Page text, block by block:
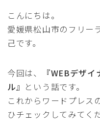
お客様の声
こんにちは。
愛媛県松山市のフリー
己です。
今回は、
『WEBデザ
ル』 という話です。
これからワードプレス
ひチェックしてみてく